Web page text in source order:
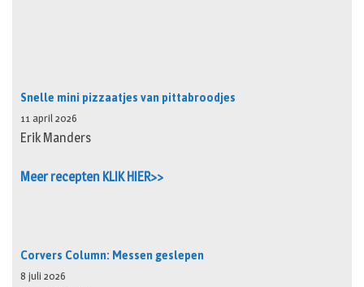
Snelle mini pizzaatjes van pittabroodjes
11 april 2026
Erik Manders
Meer recepten KLIK HIER>>
Corvers Column: Messen geslepen
8 juli 2026